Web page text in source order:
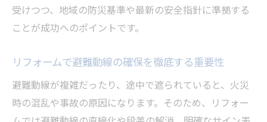
受けつつ、地域の防災基準や最新の安全指針に準拠する
ことが成功へのポイントです。
リフォームで避難動線の確保を徹底する重要性
避難動線が複雑だったり、途中で遮られていると、火災
時の混乱や事故の原因になります。そのため、リフォー